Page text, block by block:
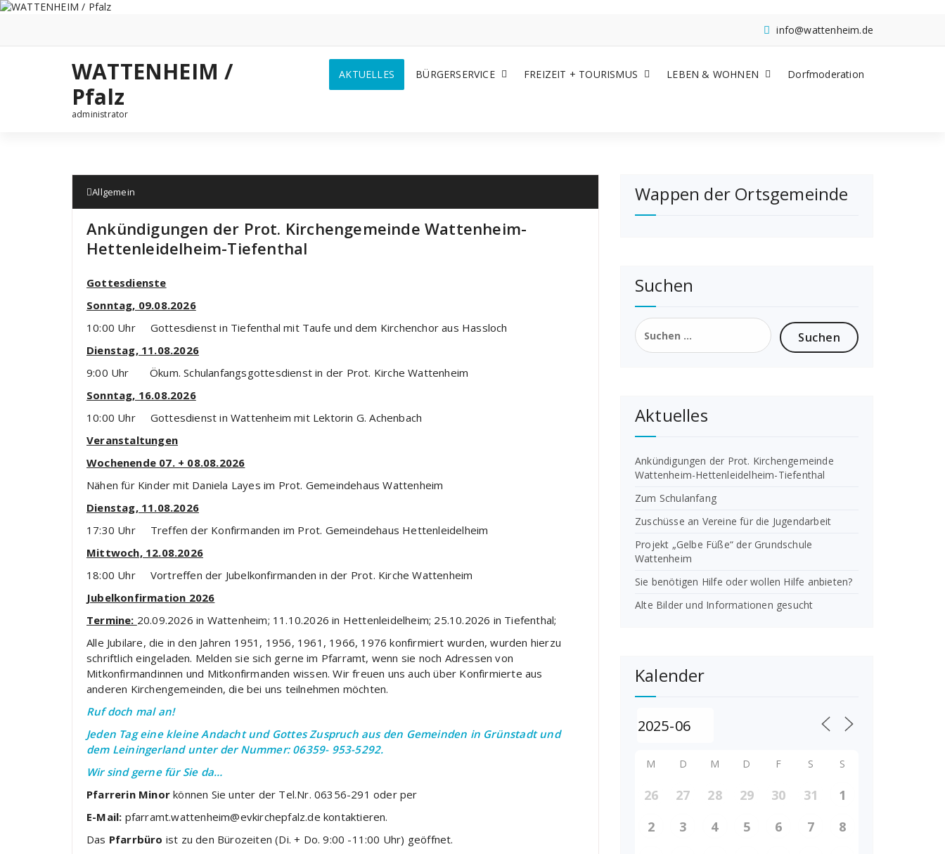
Zum
info@wattenheim.de
WATTENHEIM /
Pfalz
administrator
AKTUELLES BÜRGERSERVICE FREIZEIT + TOURISMUS LEBEN & WOHNEN Dorfmoderation
Allgemein
Ankündigungen der Prot. Kirchengemeinde Wattenheim-
Hettenleidelheim-Tiefenthal
Gottesdienste
Sonntag, 09.08.2026
10:00 Uhr Gottesdienst in Tiefenthal mit Taufe und dem Kirchenchor aus Hassloch
Dienstag, 11.08.2026
9:00 Uhr Ökum. Schulanfangsgottesdienst in der Prot. Kirche Wattenheim
Sonntag, 16.08.2026
10:00 Uhr Gottesdienst in Wattenheim mit Lektorin G. Achenbach
Veranstaltungen
Wochenende 07. + 08.08.2026
Nähen für Kinder mit Daniela Layes im Prot. Gemeindehaus Wattenheim
Dienstag, 11.08.2026
17:30 Uhr Treffen der Konfirmanden im Prot. Gemeindehaus Hettenleidelheim
Mittwoch, 12.08.2026
18:00 Uhr Vortreffen der Jubelkonfirmanden in der Prot. Kirche Wattenheim
Jubelkonfirmation 2026
Termine: 20.09.2026 in Wattenheim; 11.10.2026 in Hettenleidelheim; 25.10.2026 in Tiefenthal;
Alle Jubilare, die in den Jahren 1951, 1956, 1961, 1966, 1976 konfirmiert wurden, wurden hierzu
schriftlich eingeladen. Melden sie sich gerne im Pfarramt, wenn sie noch Adressen von
Mitkonfirmandinnen und Mitkonfirmanden wissen. Wir freuen uns auch über Konfirmierte aus
anderen Kirchengemeinden, die bei uns teilnehmen möchten.
Ruf doch mal an!
Jeden Tag eine kleine Andacht und Gottes Zuspruch aus den Gemeinden in Grünstadt und
dem Leiningerland unter der Nummer: 06359- 953-5292.
Wir sind gerne für Sie da…
Pfarrerin Minor können Sie unter der Tel.Nr. 06356-291 oder per
E-Mail: pfarramt.wattenheim@evkirchepfalz.de kontaktieren.
Das Pfarrbüro ist zu den Bürozeiten (Di. + Do. 9:00 -11:00 Uhr) geöffnet.
Wappen der Ortsgemeinde
Suchen
Suchen
nach:
Aktuelles
Ankündigungen der Prot. Kirchengemeinde
Wattenheim-Hettenleidelheim-Tiefenthal
Zum Schulanfang
Zuschüsse an Vereine für die Jugendarbeit
Projekt „Gelbe Füße“ der Grundschule
Wattenheim
Sie benötigen Hilfe oder wollen Hilfe anbieten?
Alte Bilder und Informationen gesucht
Kalender
M D M D F S S
26 27 28 29 30 31
1
2
3 4 5 6 7
8